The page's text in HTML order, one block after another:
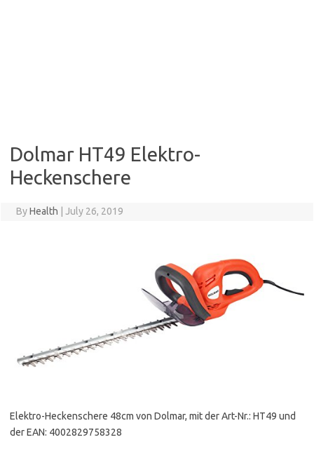
Dolmar HT49 Elektro-
Heckenschere
ByHealth July 26, 2019
Elektro-Heckenschere 48cm von Dolmar, mit der Art-Nr.: HT49 und
der EAN: 4002829758328